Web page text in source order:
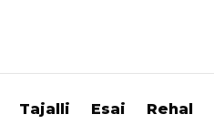
Tajalli Esai Rehal